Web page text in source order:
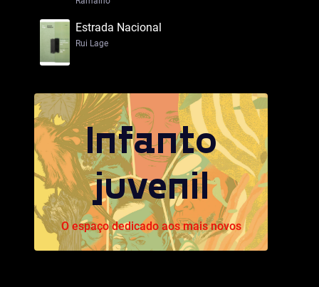
Estrada Nacional
Rui Lage
Infanto
juvenil
O espaço dedicado aos mais novos